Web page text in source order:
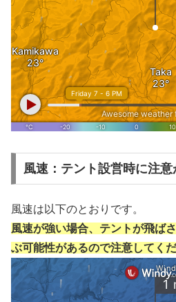
風速：テント設営時に注意
風速は以下のとおりです。
風速が強い場合、テントが飛ば
ぶ可能性があるので注意してくだ